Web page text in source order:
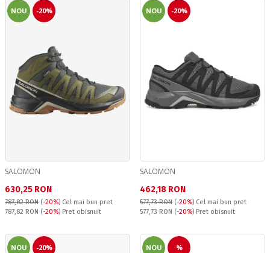
NOU -20%
SALOMON
Текуща цена:
630,25 RON
787,82 RON (-20%) Cel mai bun pret
Pret obisnuit:
787,82 RON (-20%) Pret obisnuit
NOU -20%
SALOMON
Текуща цена:
462,18 RON
577,73 RON (-20%) Cel mai bun pret
Pret obisnuit:
577,73 RON (-20%) Pret obisnuit
NOU -20% NOU %